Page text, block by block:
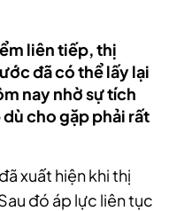
liên tiếp, thị
đã có thể lấy lại
nay nhờ sự tích
cho gặp phải rất
xuất hiện khi thị
đó áp lực liên tục